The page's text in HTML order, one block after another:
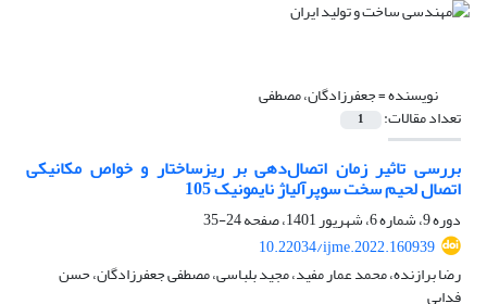
نویسنده =جعفرزادگان، مصطفی
تعداد مقالات: 1
بررسی تاثیر زمان اتصال‌‌دهی بر ریزساختار و خواص مکانیکی
اتصال لحیم سخت سوپرآلیاژ نایمونیک 105
دوره 9، شماره 6، شهریور 1401، صفحه
24-35
10.22034/ijme.2022.160939
رضا برازنده، محمد عمار مفید، مجید بلباسی، مصطفی جعفرزادگان، حسن
فدایی